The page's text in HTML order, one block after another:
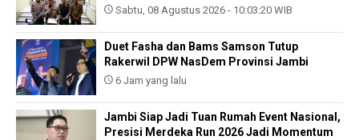
Sabtu, 08 Agustus 2026 - 10:03:20 WIB
Duet Fasha dan Bams Samson Tutup
Rakerwil DPW NasDem Provinsi Jambi
6 Jam yang lalu
Jambi Siap Jadi Tuan Rumah Event Nasional,
Presisi Merdeka Run 2026 Jadi Momentum